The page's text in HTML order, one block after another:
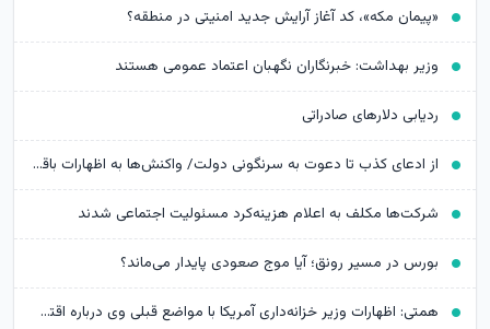
«پیمان مکه»، کد آغاز آرایش جدید امنیتی در منطقه؟
وزیر بهداشت: خبرنگاران نگهبان اعتماد عمومی هستند
ردیابی دلارهای صادراتی
از ادعای کذب تا دعوت به سرنگونی دولت/ واکنش‌ها به اظهارات باقر خرازی‌
شرکت‌ها مکلف به اعلام هزینه‌کرد مسئولیت اجتماعی شدند
بورس در مسیر رونق؛ آیا موج صعودی پایدار می‌ماند؟
همتی: اظهارات وزیر خزانه‌داری آمریکا با مواضع قبلی وی درباره اقتصاد ایران متناقض است